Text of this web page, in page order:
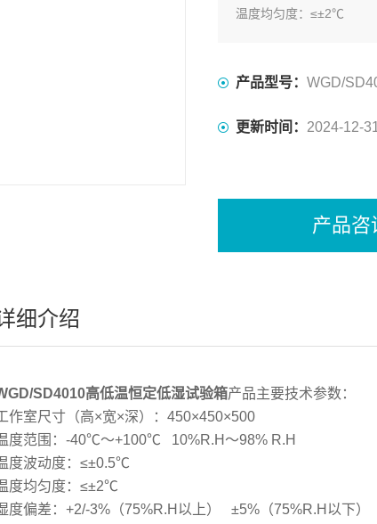
温度均匀度：≤±2℃
产品型号： WGD/
更新时间： 2024-12-
产品咨
细介绍
SD4010高低温恒定低湿试验箱产品主要技术参数：
作室尺寸（高×宽×深）：450×450×500
度范围：-40℃～+100℃ 10%R.H～98% R.H
度波动度：≤±0.5℃
度均匀度：≤±2℃
度偏差：+2/-3%（75%R.H以上） ±5%（75%R.H以下）